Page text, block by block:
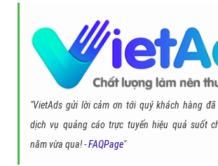
"VietAds gửi lời cảm ơn tới quý khách hàng
dịch vụ quảng cáo trực tuyến hiệu quả suốt
năm vừa qua! -FAQPage"